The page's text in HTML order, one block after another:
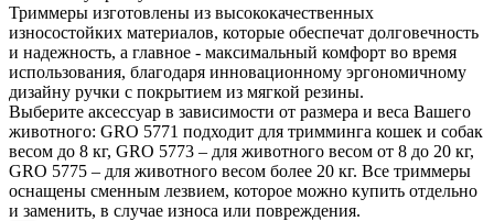
Триммеры изготовлены из высококачественных
износостойких материалов, которые обеспечат долговечность
и надежность, а главное - максимальный комфорт во время
использования, благодаря инновационному эргономичному
дизайну ручки с покрытием из мягкой резины.
Выберите аксессуар в зависимости от размера и веса Вашего
животного: GRO 5771 подходит для тримминга кошек и собак
весом до 8 кг, GRO 5773 – для животного весом от 8 до 20 кг,
GRO 5775 – для животного весом более 20 кг. Все триммеры
оснащены сменным лезвием, которое можно купить отдельно
и заменить, в случае износа или повреждения.